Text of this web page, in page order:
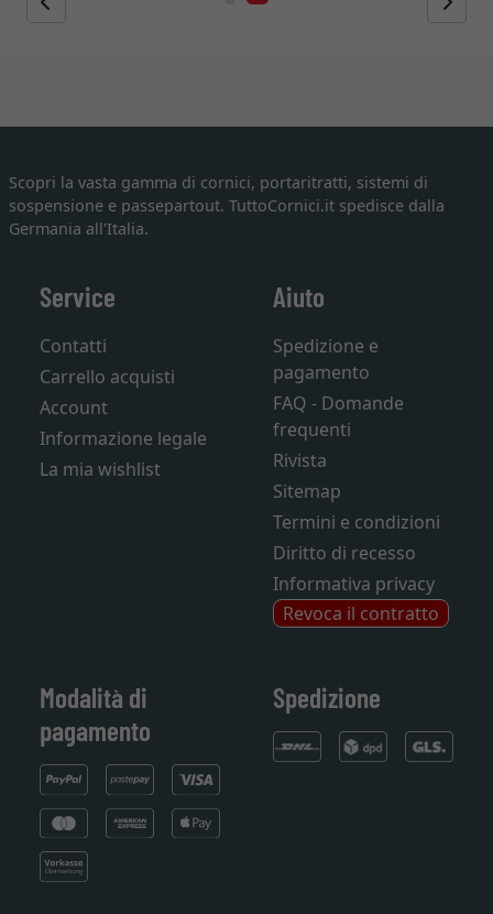
Scopri la vasta gamma di cornici, portaritratti, sistemi di
sospensione e passepartout. TuttoCornici.it spedisce dalla
Germania all'Italia.
Service
Contatti
Carrello acquisti
Account
Informazione legale
La mia wishlist
Aiuto
Spedizione e
pagamento
FAQ - Domande
frequenti
Rivista
Sitemap
Termini e condizioni
Diritto di recesso
Informativa privacy
Revoca il contratto
Modalità di
pagamento
Spedizione